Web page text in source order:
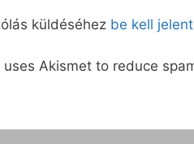
küldéséhez be kell
Akismet to reduce